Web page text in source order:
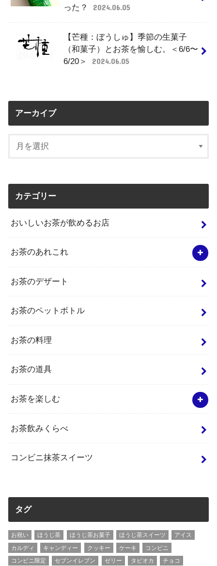
った？
2024.06.05
【芒種：ぼうしゅ】季節の生菓子
（和菓子）とお茶を愉しむ。＜6/6〜
6/20＞
2024.06.05
アーカイブ
カテゴリー
おいしいお茶が飲めるお店
お茶のあれこれ
お茶のデザート
お茶のペットボトル
お茶の料理
お茶の道具
お茶を楽しむ
お茶飲みくらべ
コンビニ抹茶スイーツ
タグ
お祝い ほうじ茶 ほうじ茶お菓子 ほうじ茶スイーツ
アイス
カルディ
キャンディー クッキー ケーキ
コンビニ
コンビニ限定
セブンイレブン ゼリー タピオカ チョコ